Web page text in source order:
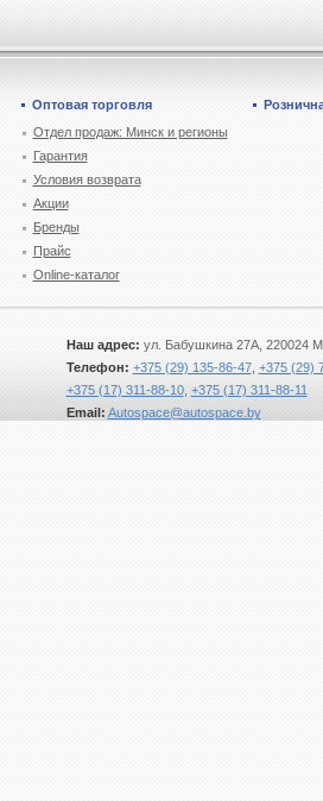
Оптовая торговля
Отдел продаж: Минск и регионы
Гарантия
Условия возврата
Акции
Бренды
Прайс
Online-каталог
Наш адрес: ул. Бабушкина 27А, 220024
Телефон: +375 (29) 135-86-47, +375 (29)
+375 (17) 311-88-10, +375 (17) 311-88-11
Email: Autospace@autospace.by